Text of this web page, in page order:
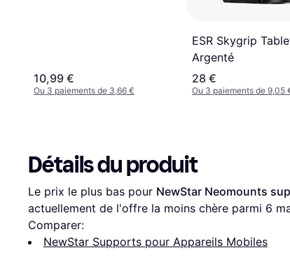
10,99 €
Ou 3 paiements de 3,66 €
ESR Skygrip
Argenté
28 €
Ou 3 paiements de 9,05
Détails du produit
Le prix le plus bas pour NewStar Neomounts
actuellement de l'offre la moins chère parmi 6
Comparer:
NewStar Supports pour Appareils Mobiles